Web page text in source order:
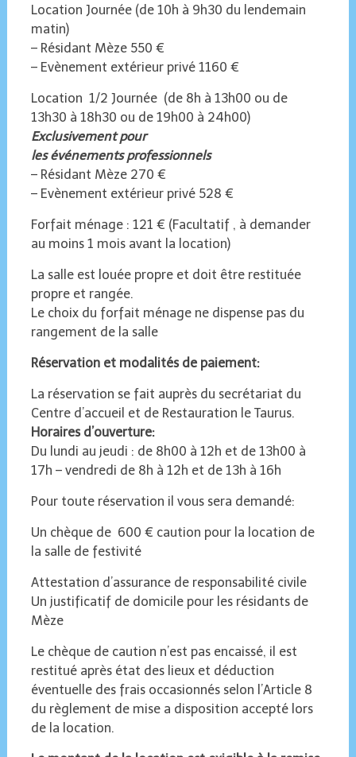
Location Journée (de 10h à 9h30 du lendemain
matin)
– Résidant Mèze 550 €
– Evènement extérieur privé 1160 €
Location 1/2 Journée (de 8h à 13h00 ou de
13h30 à 18h30 ou de 19h00 à 24h00)
Exclusivement pour
les événements professionnels
– Résidant Mèze 270 €
– Evènement extérieur privé 528 €
Forfait ménage : 121 € (Facultatif , à demander
au moins 1 mois avant la location)
La salle est louée propre et doit être restituée
propre et rangée.
Le choix du forfait ménage ne dispense pas du
rangement de la salle
Réservation et modalités de paiement:
La réservation se fait auprès du secrétariat du
Centre d’accueil et de Restauration le Taurus.
Horaires d’ouverture:
Du lundi au jeudi : de 8h00 à 12h et de 13h00 à
17h – vendredi de 8h à 12h et de 13h à 16h
Pour toute réservation il vous sera demandé:
Un chèque de 600 € caution pour la location de
la salle de festivité
Attestation d’assurance de responsabilité civile
Un justificatif de domicile pour les résidants de
Mèze
Le chèque de caution n’est pas encaissé, il est
restitué après état des lieux et déduction
éventuelle des frais occasionnés selon l’Article 8
du règlement de mise a disposition accepté lors
de la location.